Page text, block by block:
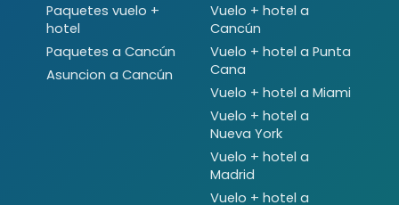
Paquetes vuelo +
hotel
Paquetes a Cancún
Asuncion a Cancún
Vuelo + hotel a
Cancún
Vuelo + hotel a Punta
Cana
Vuelo + hotel a Miami
Vuelo + hotel a
Nueva York
Vuelo + hotel a
Madrid
Vuelo + hotel a